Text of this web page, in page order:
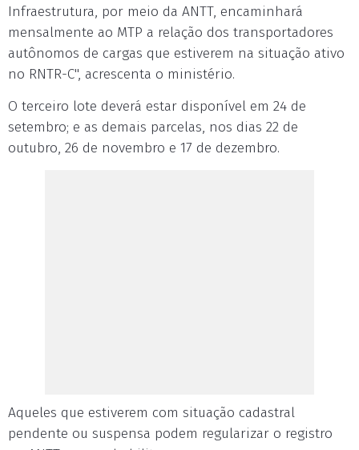
Infraestrutura, por meio da ANTT, encaminhará
mensalmente ao MTP a relação dos transportadores
autônomos de cargas que estiverem na situação ativo
no RNTR-C", acrescenta o ministério.
O terceiro lote deverá estar disponível em 24 de
setembro; e as demais parcelas, nos dias 22 de
outubro, 26 de novembro e 17 de dezembro.
Aqueles que estiverem com situação cadastral
pendente ou suspensa podem regularizar o registro